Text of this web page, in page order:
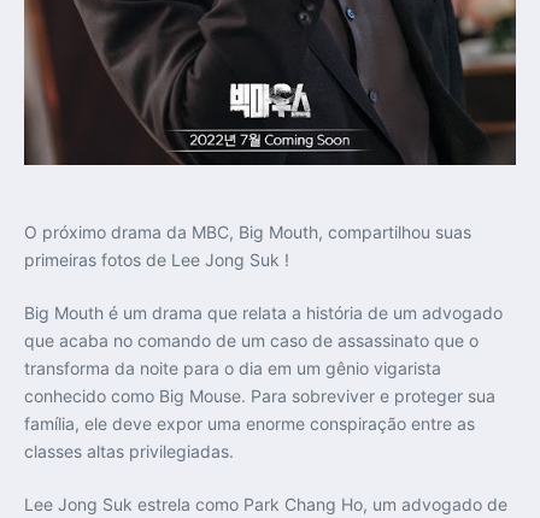
O próximo drama da MBC, Big Mouth, compartilhou suas
primeiras fotos de Lee Jong Suk !
Big Mouth é um drama que relata a história de um advogado
que acaba no comando de um caso de assassinato que o
transforma da noite para o dia em um gênio vigarista
conhecido como Big Mouse. Para sobreviver e proteger sua
família, ele deve expor uma enorme conspiração entre as
classes altas privilegiadas.
Lee Jong Suk estrela como Park Chang Ho, um advogado de